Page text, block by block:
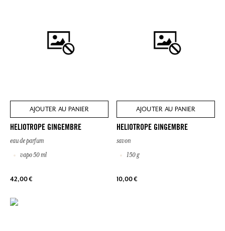
AJOUTER AU PANIER
HELIOTROPE GINGEMBRE
eau de parfum
vapo 50 ml
42,00 €
AJOUTER AU PANIER
HELIOTROPE GINGEMBRE
savon
150 g
10,00 €